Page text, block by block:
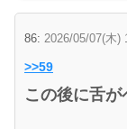
86: 2026/05/07(木)
>>59
この後に舌